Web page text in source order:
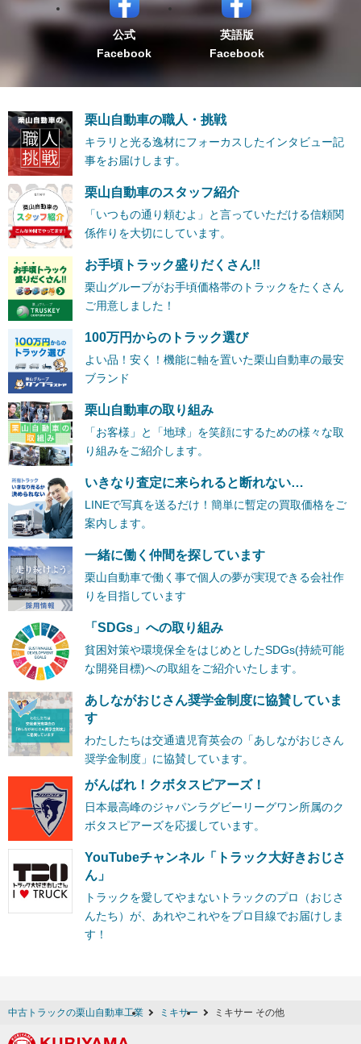
公式
Facebook
英語版
Facebook
栗山自動車の職人・挑戦
キラリと光る逸材にフォーカスしたインタビュー記
事をお届けします。
栗山自動車のスタッフ紹介
「いつもの通り頼むよ」と言っていただける信頼関
係作りを大切にしています。
お手頃トラック盛りだくさん!!
栗山グループがお手頃価格帯のトラックをたくさん
ご用意しました！
100万円からのトラック選び
よい品！安く！機能に軸を置いた栗山自動車の最安
ブランド
栗山自動車の取り組み
「お客様」と「地球」を笑顔にするための様々な取
り組みをご紹介します。
いきなり査定に来られると断れない…
LINEで写真を送るだけ！簡単に暫定の買取価格をご
案内します。
一緒に働く仲間を探しています
栗山自動車で働く事で個人の夢が実現できる会社作
りを目指しています
「SDGs」への取り組み
貧困対策や環境保全をはじめとしたSDGs(持続可能
な開発目標)への取組をご紹介いたします。
あしながおじさん奨学金制度に協賛していま
す
わたしたちは交通遺児育英会の「あしながおじさん
奨学金制度」に協賛しています。
がんばれ！クボタスピアーズ！
日本最高峰のジャパンラグビーリーグワン所属のク
ボタスピアーズを応援しています。
YouTubeチャンネル「トラック大好きおじさ
ん」
トラックを愛してやまないトラックのプロ（おじさ
んたち）が、あれやこれやをプロ目線でお届けしま
す！
中古トラックの栗山自動車工業 ミキサー ミキサー その他